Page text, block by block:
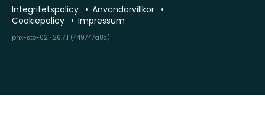
Integritetspolicy
Användarvillkor
Cookiepolicy
Impressum
phx-sto-02 · 26.7.1 (449747a8c)